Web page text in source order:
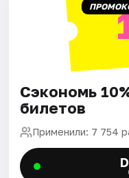
Сэкономь
билетов
Применили: 7 754